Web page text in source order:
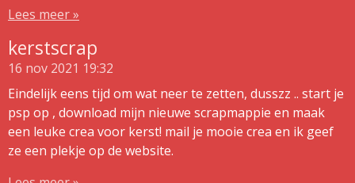
Lees meer »
kerstscrap
16 nov 2021 19:32
Eindelijk eens tijd om wat neer te zetten, dusszz .. start je
psp op , download mijn nieuwe scrapmappie en maak
een leuke crea voor kerst! mail je mooie crea en ik geef
ze een plekje op de website.